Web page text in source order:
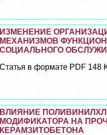
ИЗМЕНЕНИЕ
МЕХАНИЗМОВ
СОЦИАЛЬНОГО
Статья в формате PDF 148
ВЛИЯНИЕ
МОДИФИКАТОРА НА
КЕРАМЗИТОБЕТОНА